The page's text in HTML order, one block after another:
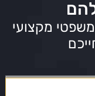
מקצועי